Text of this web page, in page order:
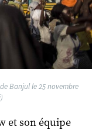
Banjul le 25 novembre
et son équipe